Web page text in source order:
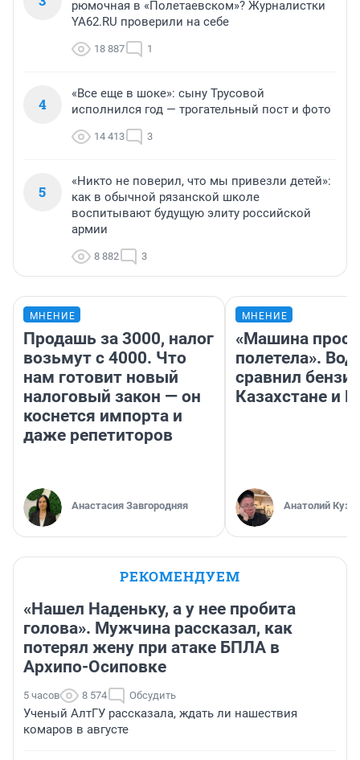
рюмочная в «Полетаевском»? Журналистки
YA62.RU проверили на себе
18 887 1
4
«Все еще в шоке»: сыну Трусовой
исполнился год — трогательный пост и фото
14 413 3
5
«Никто не поверил, что мы привезли детей»:
как в обычной рязанской школе
воспитывают будущую элиту российской
армии
8 882 3
МНЕНИЕ
Продашь за 3000, налог
возьмут с 4000. Что
нам готовит новый
налоговый закон — он
коснется импорта и
даже репетиторов
Анастасия Завгородняя
МНЕНИЕ
«Машина
полетела».
сравнил
Казахстане и
Анатолий
РЕКОМЕНДУЕМ
«Нашел Наденьку, а у нее пробита
голова». Мужчина рассказал, как
потерял жену при атаке БПЛА в
Архипо-Осиповке
5 часов 8 574 Обсудить
Ученый АлтГУ рассказала, ждать ли нашествия
комаров в августе